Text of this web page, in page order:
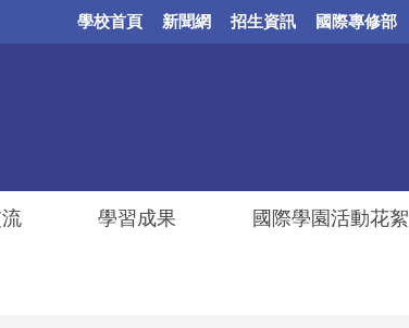
學校首頁 新聞網 招生資訊 國際專修部
學習成果 國際學園活動花絮